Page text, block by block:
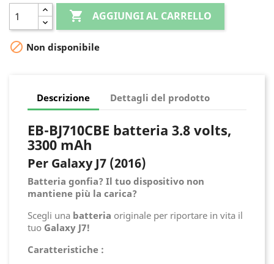
 AGGIUNGI AL CARRELLO
 Non disponibile
Descrizione Dettagli del prodotto
EB-BJ710CBE batteria 3.8 volts,
3300 mAh
Per Galaxy J7 (2016)
Batteria gonfia? Il tuo dispositivo non
mantiene più la carica?
Scegli una batteria originale per riportare in vita il
tuo Galaxy J7!
Caratteristiche :